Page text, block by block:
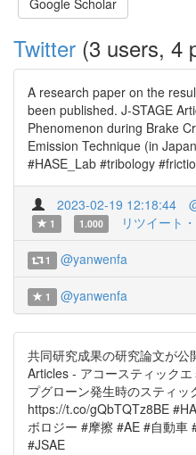
Google Scholar
Twitter (3 users, 4
A research paper on the
been published. J-STAGE
Phenomenon during Brake
Emission Technique (in
#HASE_Lab #tribology
2023-02-19 12:18:44
1
1.000 リツイート
1 @yanwenfa
1 @yanwenfa
共同研究成果の研究論文が公
Articles - アコースティック
プグローン発生時のスティッ
https://t.co/gQbTQTz8BE
ボロジー #摩擦 #AE #自動車
#JSAE